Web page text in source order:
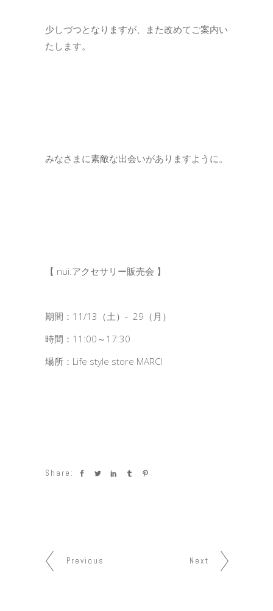
少しづつとなりますが、また改めてご案内い
たします。
みなさまに素敵な出会いがありますように。
【 nui.アクセサリー販売会 】
期間：11/13（土）- 29（月）
時間：11:00～17:30
場所：Life style store MARCI
Share:
Previous Next